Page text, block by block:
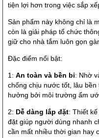
tiện lợi hơn trong việc sắp
Sản phẩm này không chỉ là
còn là giải pháp tổ chức
giữ cho nhà tắm luôn gọn
Đặc điểm nổi bật:
1: An toàn và bền bỉ: Nhờ
chống chịu nước tốt, lâu
hưởng bởi môi trường ẩm
2: Dễ dàng lắp đặt: Thiết
đặt giúp người dùng nhanh
cần mất nhiều thời gian hay